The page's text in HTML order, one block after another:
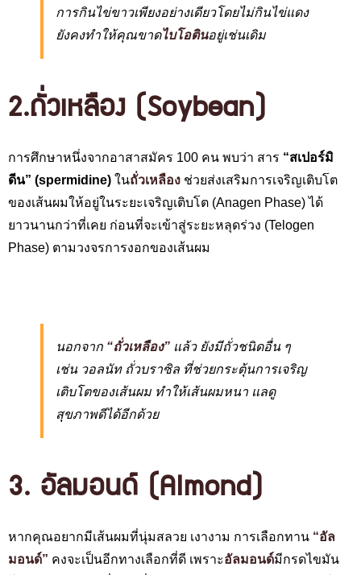
การกินไข่ขาวเพียงอย่างเดียวโดยไม่กินไข่แดง
ยังคงทำให้คุณขาดไบโอตินอยู่เช่นเดิม
2.ถั่วเหลือง (Soybean)
การศึกษาหนึ่งจากอาสาสมัคร 100 คน พบว่า สาร “สเปอร์มิ
ดีน” (spermidine) ในถั่วเหลือง ช่วยส่งเสริมการเจริญเติบโต
ของเส้นผมให้อยู่ในระยะเจริญเติบโต (Anagen Phase) ได้
ยาวนานกว่าที่เคย ก่อนที่จะเข้าสู่ระยะหลุดร่วง (Telogen
Phase) ตามวงจรการงอกของเส้นผม
นอกจาก “ถั่วเหลือง” แล้ว ยังมีถั่วชนิดอื่น ๆ
เช่น วอลนัท ถั่วบราซิล ที่ช่วยกระตุ้นการเจริญ
เติบโตของเส้นผม ทำให้เส้นผมหนา แลดู
สุขภาพดีได้อีกด้วย
3. อัลมอนด์ (Almond)
หากคุณอยากมีเส้นผมที่นุ่มสลวย เงางาม การเลือกทาน “อัล
มอนด์” คงจะเป็นอีกทางเลือกที่ดี เพราะอัลมอนด์มีกรดไขมัน